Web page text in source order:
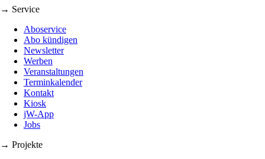
→ Service
Aboservice
Abo kündigen
Newsletter
Werben
Veranstaltungen
Terminkalender
Kontakt
Kiosk
jW-App
Jobs
→ Projekte